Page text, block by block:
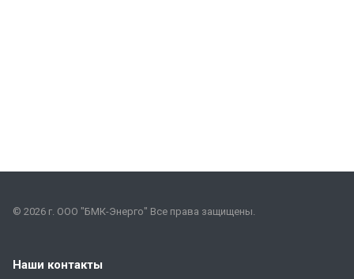
© 2026 г. ООО "БМК-Энерго" Все права защищены.
Наши контакты